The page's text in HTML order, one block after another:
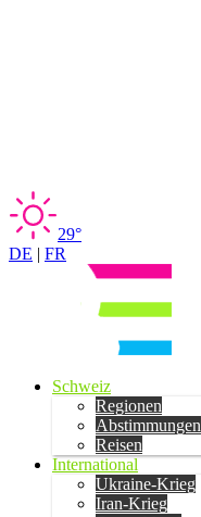
29°
DE | FR
Schweiz
Regionen
Abstimmungen
Reisen
International
Ukraine-Krieg
Iran-Krieg